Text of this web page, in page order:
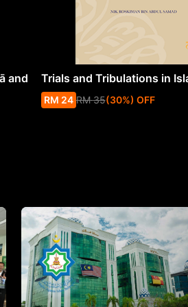
and
Trials and Tribulations in
RM 24 RM 35(30%) OFF